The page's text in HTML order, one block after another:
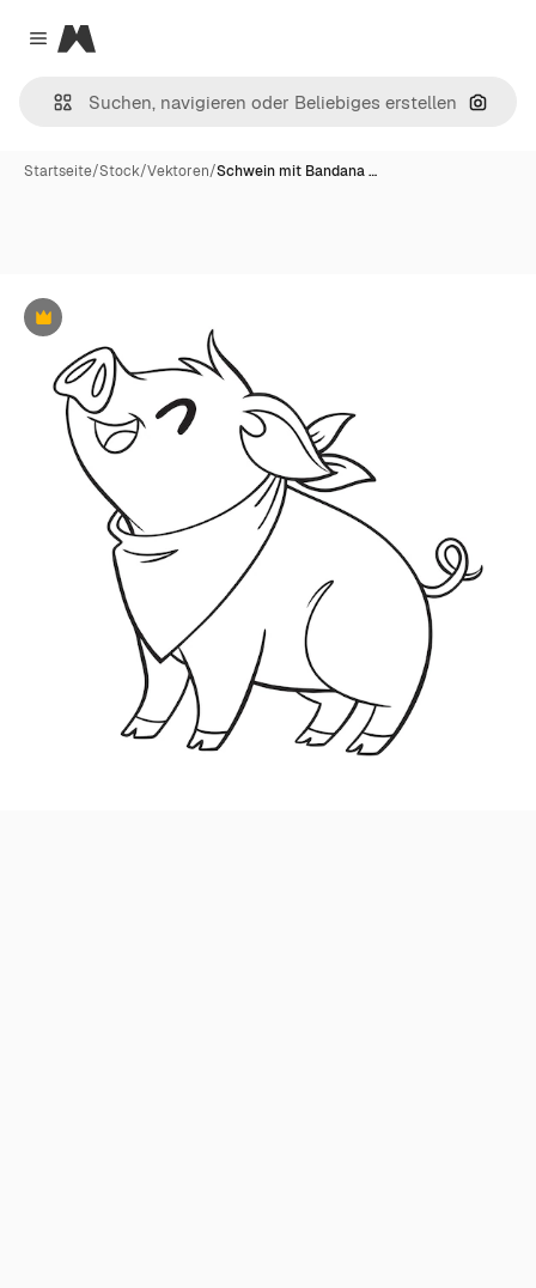
Close menu
Magnific
Nach
Startseite/Stock/Vektoren/Schwein mit Bandana …
Premium